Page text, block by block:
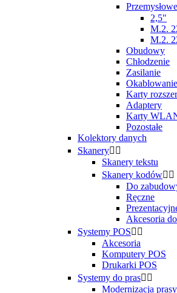
2,5"
M.2.
M.2.
Obudowy
Chłodzenie
Zasilanie
Okablowanie
Karty
Adaptery
Karty
Pozostałe
Kolektory danych
Skanery 
Skanery tekstu
Skanery kodów 
Do
Ręczne
Akcesoria
Systemy POS 
Akcesoria
Komputery POS
Drukarki POS
Systemy do pras 
Modernizacja prasy